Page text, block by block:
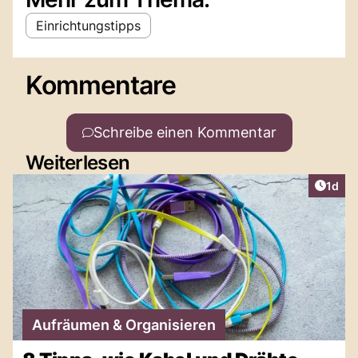
Einrichtungstipps
Kommentare
Schreibe einen Kommentar
Weiterlesen
1d
Aufräumen & Organisieren